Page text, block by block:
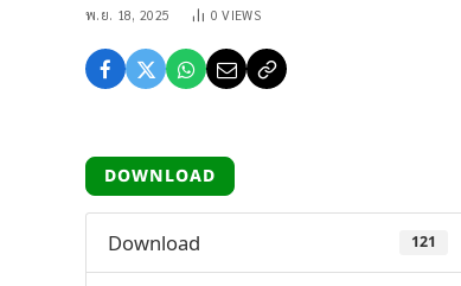
พ.ย. 18, 2025 0VIEWS
DOWNLOAD
Download 121